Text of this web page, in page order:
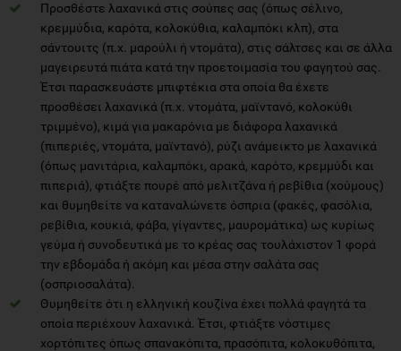
Προσθέστε λαχανικά στις σούπες σας (όπως σέλινο,
κρεμμύδια, καρότα, κολοκύθια, καλαμπόκι κλπ), στα
σάντουιτς (π.χ. μαρούλι ή ντομάτα), στις σάλτσες και σε άλλα
μαγειρευτά πιάτα κατά την προετοιμασία του φαγητού σας.
Έτσι παρασκευάστε μπιφτέκια στα οποία θα έχετε
προσθέσει λαχανικά (π.χ. ντομάτα, μαϊντανό, κολοκύθι
τριμμένο), κιμά για μακαρόνια με διάφορα λαχανικά
(πιπεριές, ντομάτα, μαϊντανό), ρύζι ανάμεικτο με λαχανικά
(όπως μανιτάρια, καλαμπόκι, αρακά, καρότο, κρεμμύδι και
πιπεριά), φτιάξτε πουρέ από μελιτζάνα ή ρεβίθια (χούμους)
και θυμηθείτε να καταναλώνετε όσπρια (φακές, φασόλια,
ρεβίθια, κουκιά, φάβα, γίγαντες, μαυρομάτικα) ως κυρίως
γεύμα ή συνοδευτικά με το κρέας σας τουλάχιστον 1 φορά
την εβδομάδα ή ακόμη και μέσα στην σαλάτα σας
(οσπριοσαλάτα).
Θυμηθείτε ότι η ελληνική κουζίνα έχει πολλά φαγητά τα
οποία περιέχουν λαχανικά. Έτσι, φτιάξτε νόστιμες
χορτόπιτες όπως σπανακόπιτα, πρασόπιτα, κολοκυθόπιτα,